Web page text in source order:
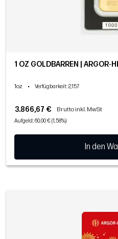
1 OZ GOLDBARREN | ARGOR-
1oz • Verfügbarkeit: 2,157
3.866,67 € Brutto inkl. MwSt
Aufgeld: 60,00 € (1,58%)
In den